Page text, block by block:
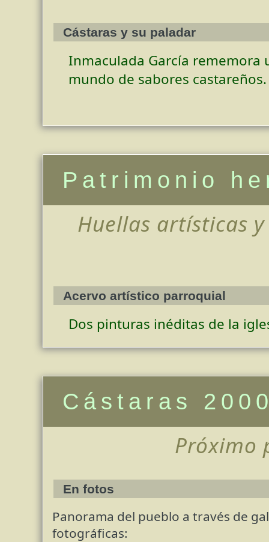
Cástaras y su paladar
Inmaculada García rememora
mundo de sabores castareños.
Patrimonio
Huellas artísticas
Acervo artístico parroquial
Dos pinturas inéditas de la
Cástaras
Próximo
En fotos
Panorama del pueblo a través de
fotográficas: